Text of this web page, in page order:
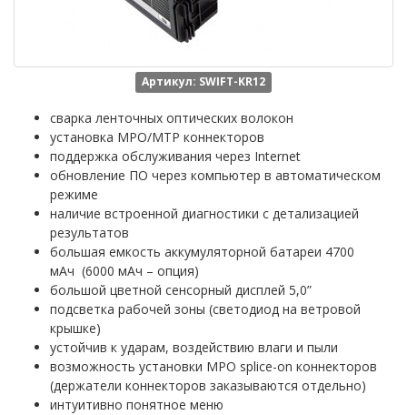
Артикул: SWIFT-KR12
сварка ленточных оптических волокон
установка MPO/MTP коннекторов
поддержка обслуживания через Internet
обновление ПО через компьютер в автоматическом
режиме
наличие встроенной диагностики с детализацией
результатов
большая емкость аккумуляторной батареи 4700
мАч (6000 мАч – опция)
большой цветной сенсорный дисплей 5,0”
подсветка рабочей зоны (светодиод на ветровой
крышке)
устойчив к ударам, воздействию влаги и пыли
возможность установки MPO splice-on коннекторов
(держатели коннекторов заказываются отдельно)
интуитивно понятное меню